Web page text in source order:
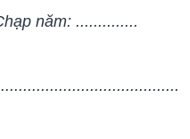
năm: ..............